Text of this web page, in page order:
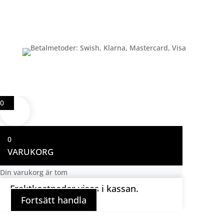
0
0
VARUKORG
Din varukorg är tom
Fraktkostnader visas i kassan.
Fortsätt handla